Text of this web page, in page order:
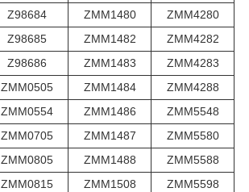
Z98684 ZMM1480
ZMM4280
Z98685 ZMM1482
ZMM4282
Z98686 ZMM1483
ZMM4283
ZMM0505 ZMM1484
ZMM4288
ZMM0554 ZMM1486
ZMM5548
ZMM0705 ZMM1487
ZMM5580
ZMM0805 ZMM1488
ZMM5588
ZMM0815 ZMM1508
ZMM5598